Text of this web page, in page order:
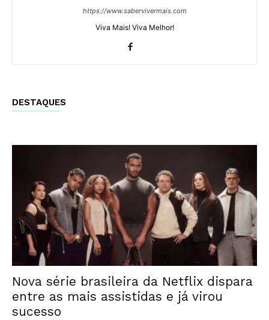
https://www.sabervivermais.com
Viva Mais! Viva Melhor!
DESTAQUES
Nova série brasileira da Netflix dispara
entre as mais assistidas e já virou
sucesso